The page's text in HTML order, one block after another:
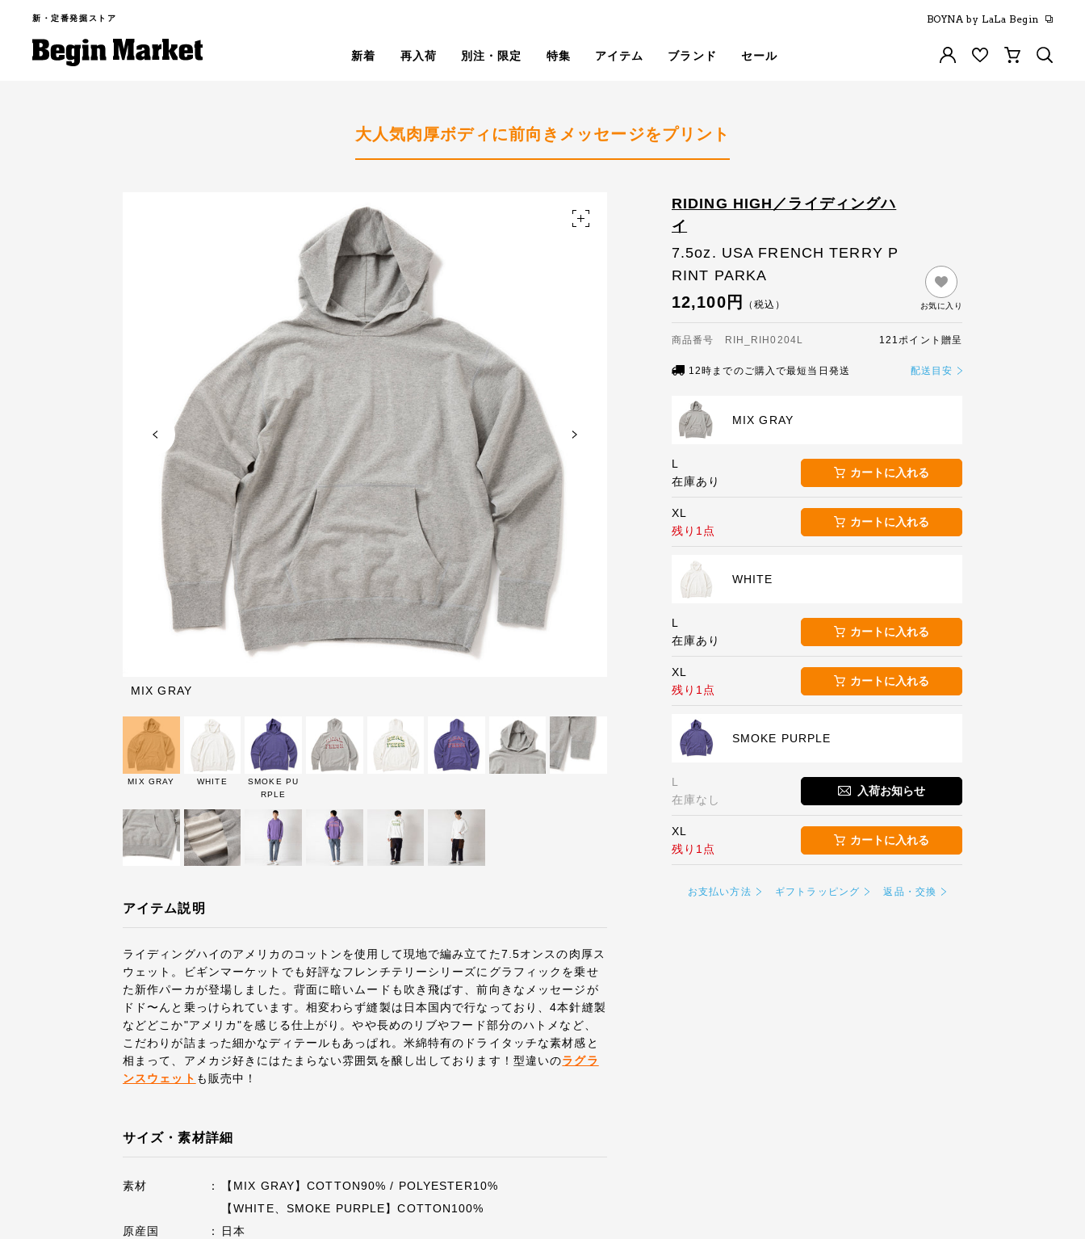
新・定番発掘ストア
新着 再入荷 別注・限定 特集 アイテム ブランド セール
BOYNA by LaLa Begin
大人気肉厚ボディに前向きメッセージをプリント
MIX GRAY
MIX GRAY WHITE
SMOKE PU
RPLE
アイテム説明
ライディングハイのアメリカのコットンを使用して現地で編み立てた7.5オンスの肉厚ス
ウェット。ビギンマーケットでも好評なフレンチテリーシリーズにグラフィックを乗せ
た新作パーカが登場しました。背面に暗いムードも吹き飛ばす、前向きなメッセージが
ドド〜んと乗っけられています。相変わらず縫製は日本国内で行なっており、4本針縫製
などどこか"アメリカ"を感じる仕上がり。やや長めのリブやフード部分のハトメなど、
こだわりが詰まった細かなディテールもあっぱれ。米綿特有のドライタッチな素材感と
相まって、アメカジ好きにはたまらない雰囲気を醸し出しております！型違いのラグラ
ンスウェット も販売中！
サイズ・素材詳細
素材
【MIX GRAY】COTTON90% / POLYESTER10%
【WHITE、SMOKE PURPLE】COTTON100%
原産国
日本
RIDING HIGH／ライディングハ
イ
7.5oz. USA FRENCH TERRY P
RINT PARKA
12,100円 （税込） お気に入り
商品番号 RIH_RIH0204L 121ポイント贈呈
12時までのご購入で最短当日発送 配送目安
MIX GRAY
L
在庫あり
カートに入れる
XL
残り1点
カートに入れる
WHITE
L
在庫あり
カートに入れる
XL
残り1点
カートに入れる
SMOKE PURPLE
L
在庫なし
入荷お知らせ
XL
残り1点
カートに入れる
お支払い方法 ギフトラッピング 返品・交換